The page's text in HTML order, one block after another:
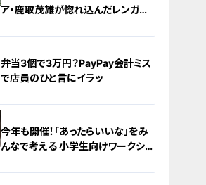
ア・鹿取茂雄が惚れ込んだレンガの
弁当3個で3万円？PayPay会計ミス
で店員のひと言にイラッ
今年も開催！「あったらいいな」をみ
んなで考える 小学生向けワークショ